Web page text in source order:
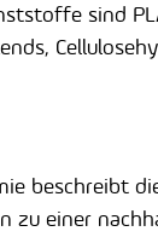
sind
beschreibt
zu einer